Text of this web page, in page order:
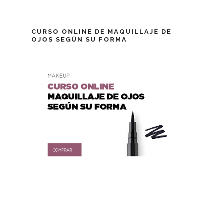
CURSO ONLINE DE MAQUILLAJE DE
OJOS SEGÚN SU FORMA